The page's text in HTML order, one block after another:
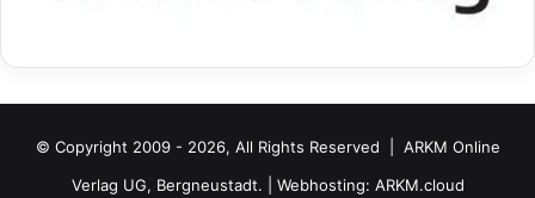
© Copyright 2009 - 2026, All Rights Reserved | ARKM Online
Verlag UG, Bergneustadt. | Webhosting: ARKM.cloud